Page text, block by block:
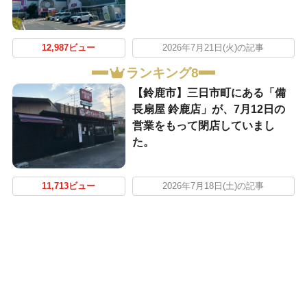
12,987ビュー 2026年7月21日(火)の記事
ランキング8
【鈴鹿市】三日市町にある「備
長扇屋 鈴鹿店」が、7月12日の
営業をもって閉店していまし
た。
11,713ビュー 2026年7月18日(土)の記事